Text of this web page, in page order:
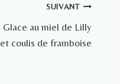
SUIVANT
Glace au miel de Lilly
et coulis de framboise